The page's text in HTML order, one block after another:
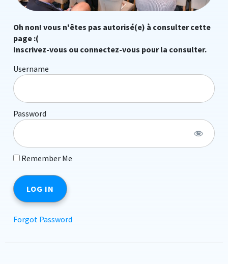
Oh non! vous n'êtes pas autorisé(e) à consulter cette
page :(
Inscrivez-vous ou connectez-vous pour la consulter.
Username
Password
Remember Me
Forgot Password